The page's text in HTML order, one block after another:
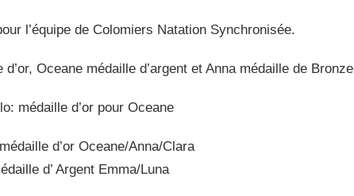
l’équipe de Colomiers Natation Synchronisée.
Oceane médaille d’argent et Anna médaille de Bronze
médaille d’or pour Oceane
d’or Oceane/Anna/Clara
d’ Argent Emma/Luna